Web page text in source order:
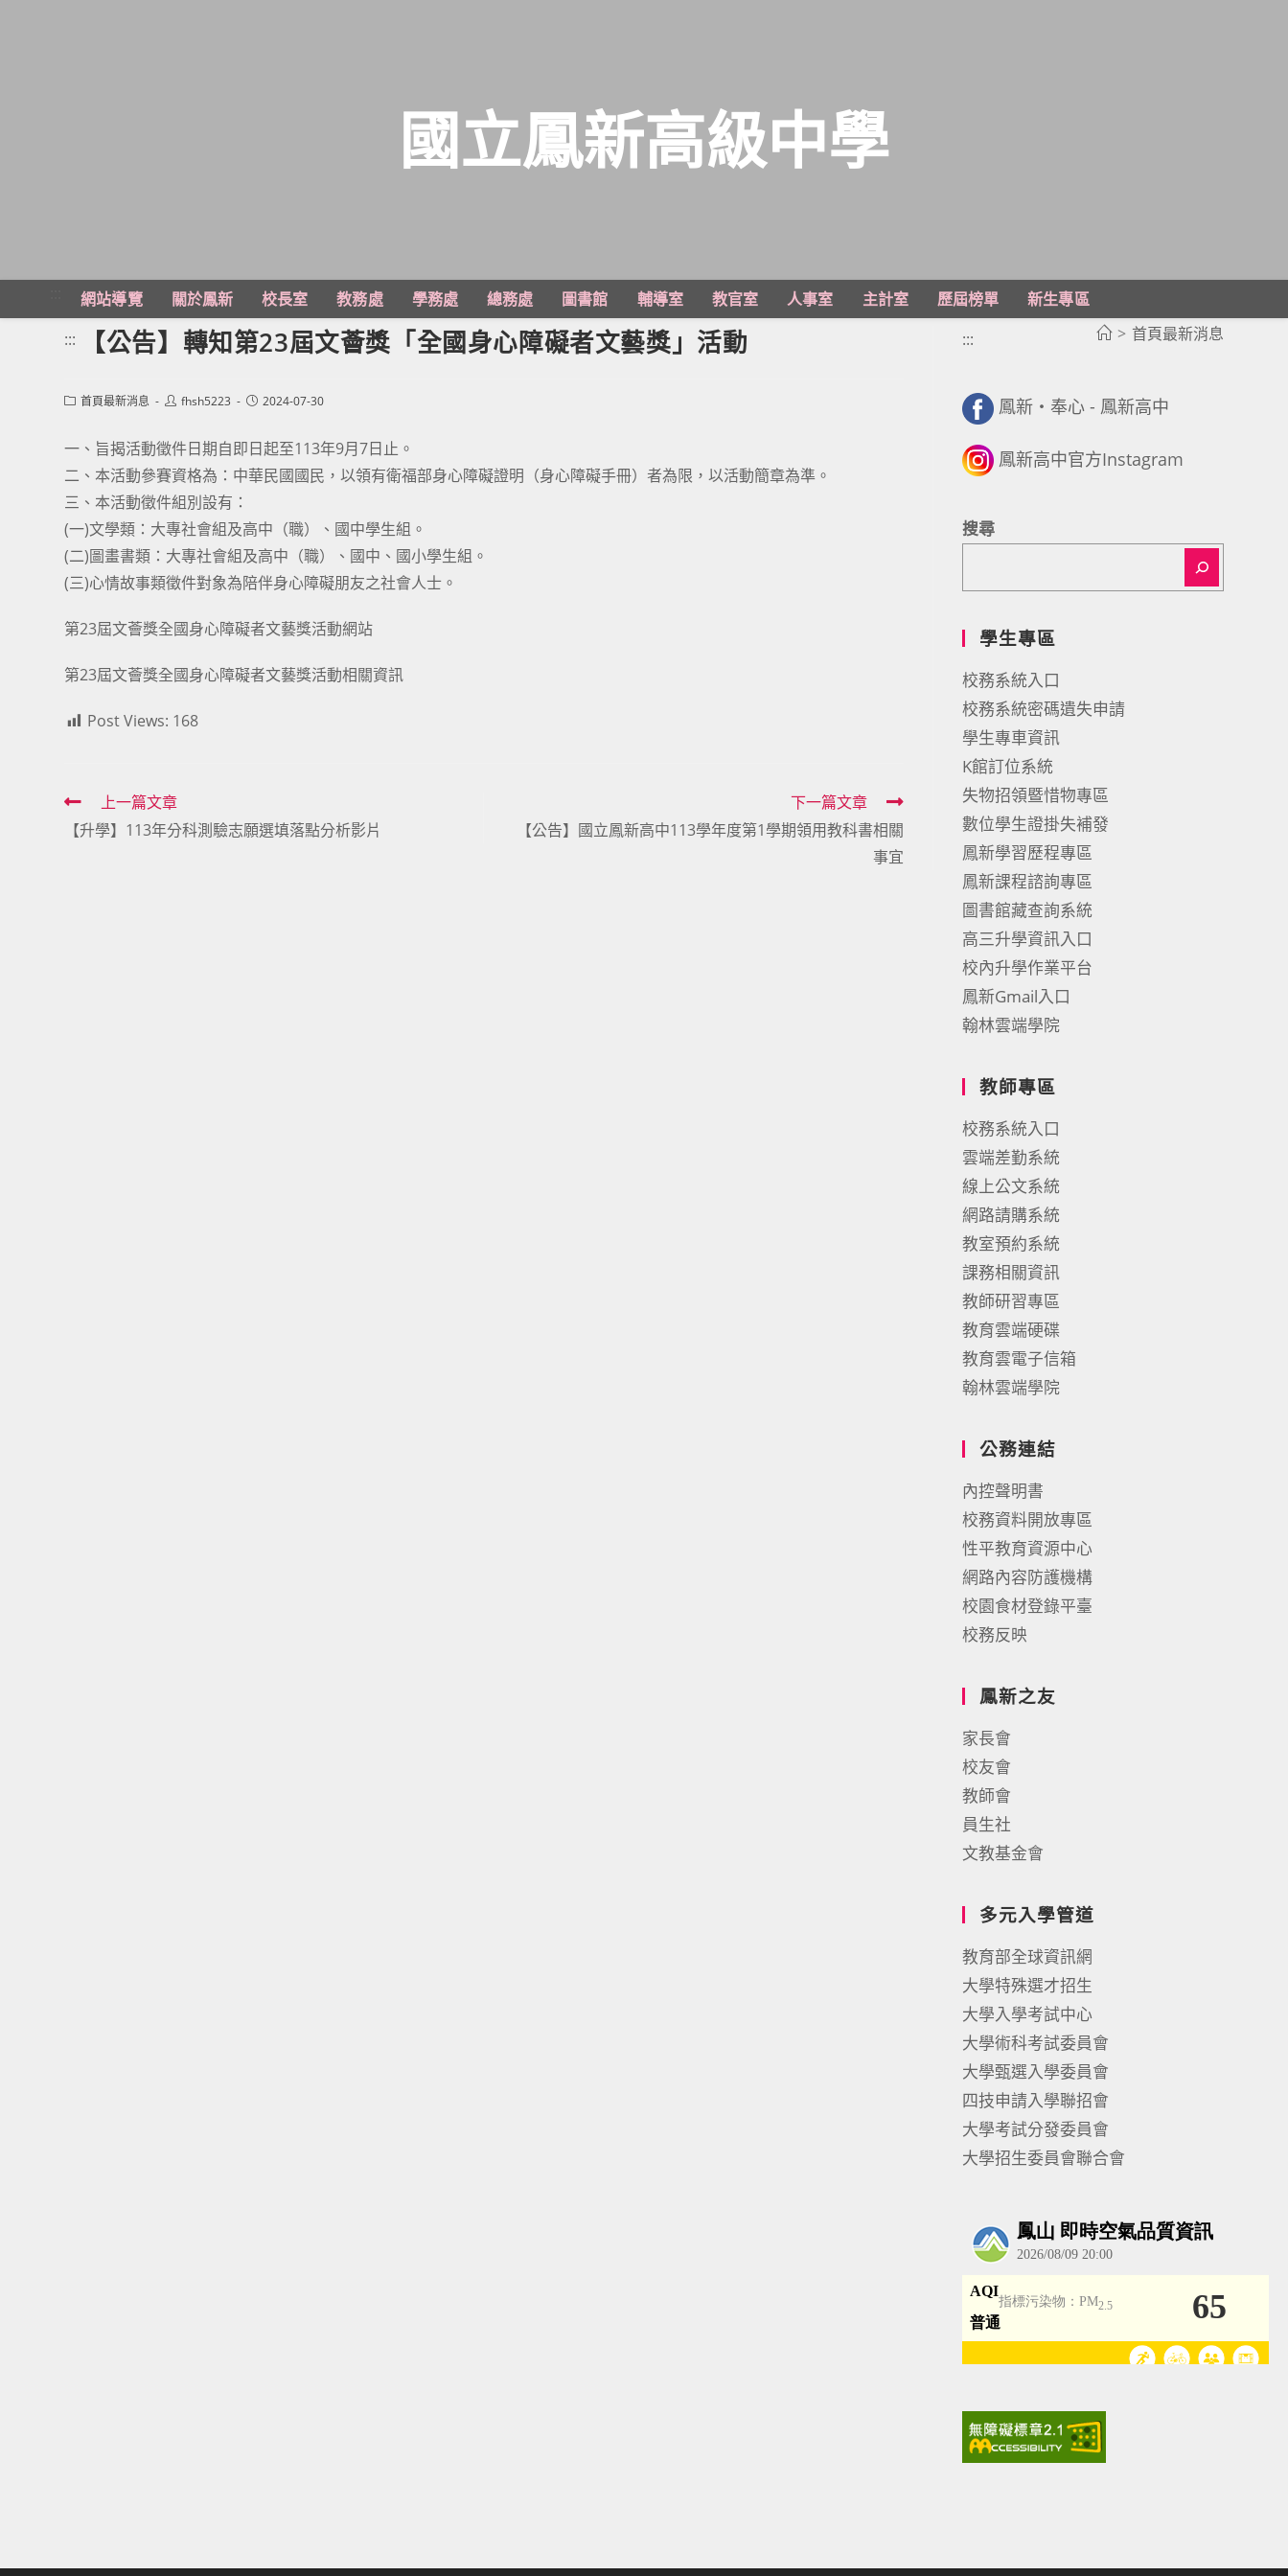
主
國立鳳新高級中學
網站導覽 關於鳳新 校長室 教務處 學務處 總務處 圖書館 輔導室 教官室 人事室 主計室 歷屆榜單
新生專區
> 首頁最新消息
::: 【公告】轉知第23屆文薈獎「全國身心障礙者文藝獎」活動
Post首頁最新消息
Postfhsh5223
Post2024-07-30
一、旨揭活動徵件日期自即日起至113年9月7日止。
二、本活動參賽資格為：中華民國國民，以領有衛福部身心障礙證明（身心障礙手冊）者為限，以活動簡章為準。
三、本活動徵件組別設有：
(一)文學類：大專社會組及高中（職）、國中學生組。
(二)圖畫書類：大專社會組及高中（職）、國中、國小學生組。
(三)心情故事類徵件對象為陪伴身心障礙朋友之社會人士。
第23屆文薈獎全國身心障礙者文藝獎活動網站
第23屆文薈獎全國身心障礙者文藝獎活動相關資訊
Post Views: 168
Read
more
上一篇文章
【升學】113年分科測驗志願選填落點分析影片
下一篇文章
【公告】國立鳳新高中113學年度第1學期領用教科書相關
事宜
:::
鳳新・奉心 - 鳳新高中
鳳新高中官方Instagram
搜尋
學生專區
校務系統入口
校務系統密碼遺失申請
學生專車資訊
K館訂位系統
失物招領暨惜物專區
數位學生證掛失補發
鳳新學習歷程專區
鳳新課程諮詢專區
圖書館藏查詢系統
高三升學資訊入口
校內升學作業平台
鳳新Gmail入口
翰林雲端學院
教師專區
校務系統入口
雲端差勤系統
線上公文系統
網路請購系統
教室預約系統
課務相關資訊
教師研習專區
教育雲端硬碟
教育雲電子信箱
翰林雲端學院
公務連結
內控聲明書
校務資料開放專區
性平教育資源中心
網路內容防護機構
校園食材登錄平臺
校務反映
鳳新之友
家長會
校友會
教師會
員生社
文教基金會
多元入學管道
教育部全球資訊網
大學特殊選才招生
大學入學考試中心
大學術科考試委員會
大學甄選入學委員會
四技申請入學聯招會
大學考試分發委員會
大學招生委員會聯合會